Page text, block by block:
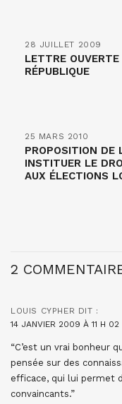
28 JUILLET 2009
LETTRE
RÉPUBLIQUE
25 MARS 2010
PROPOSITION DE
INSTITUER LE
AUX ÉLECTIONS
2
LOUIS CYPHER DIT :
14 JANVIER 2009 À 11 H 02
“C’est un vrai bonheur
pensée sur des
efficace, qui lui permet
convaincants.”